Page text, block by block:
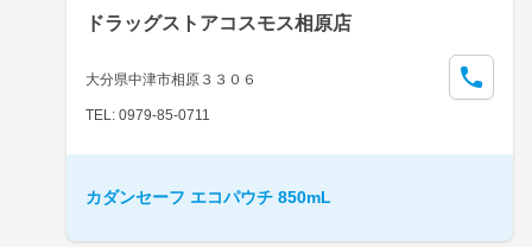
取扱店検索はこちら
ドラッグストアコスモス相原店
大分県中津市相原３３０６
TEL: 0979-85-0711
カダンセーフ エコパウチ 850mL